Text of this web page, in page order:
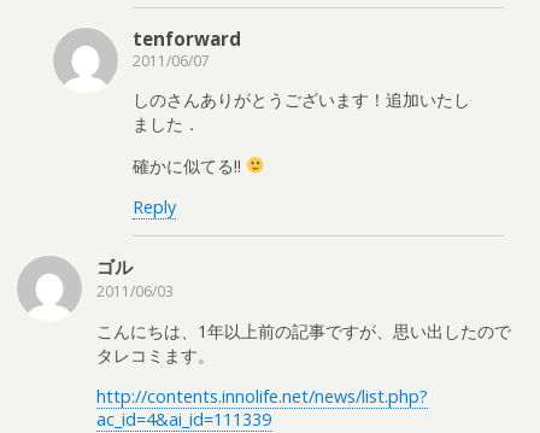
tenforward
2011/06/07
しのさんありがとうございます！追加いたし
ました．
確かに似てる!!
Reply
ゴル
2011/06/03
こんにちは、1年以上前の記事ですが、思い出したので
タレコミます。
http://contents.innolife.net/news/list.php?
ac_id=4&ai_id=111339